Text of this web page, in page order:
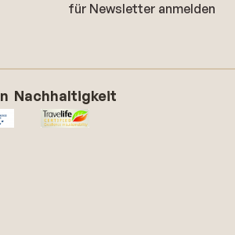
für Newsletter anmelden
Nachhaltigkeit